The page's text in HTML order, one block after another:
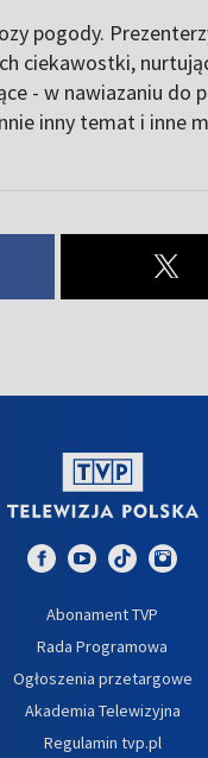
pogody.
ciekawostki,
- w nawiazaniu do
inny temat i inne
Abonament TVP
Rada Programowa
Ogłoszenia przetargowe
Akademia Telewizyjna
Regulamin tvp.pl